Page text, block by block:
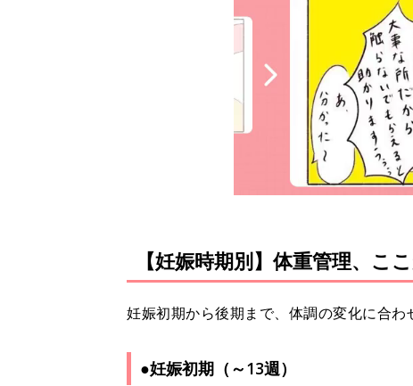
【妊娠時期別】体重管理、こ
妊娠初期から後期まで、体調の変化に合わ
●妊娠初期（～13週）